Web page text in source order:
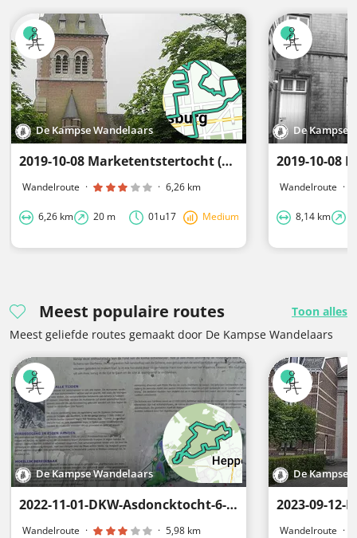
De Kampse Wandelaars
2019-10-08 Marketentstertocht (06)
Wandelroute · · 6,26 km
6,26 km 20 m 01u17 Medium
De Kampse
Wandelroute ·
8,14 km
Meest populaire routes
Toon alles
Meest geliefde routes gemaakt door De Kampse Wandelaars
De Kampse Wandelaars
2022-11-01-DKW-Asdoncktocht-6-Km
Wandelroute · · 5,98 km
De Kampse
Wandelroute ·